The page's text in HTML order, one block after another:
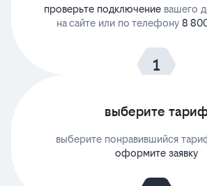
проверьте подключение вашего
на сайте или по телефону 8
выберите
выберите понравившийся
оформите заявку